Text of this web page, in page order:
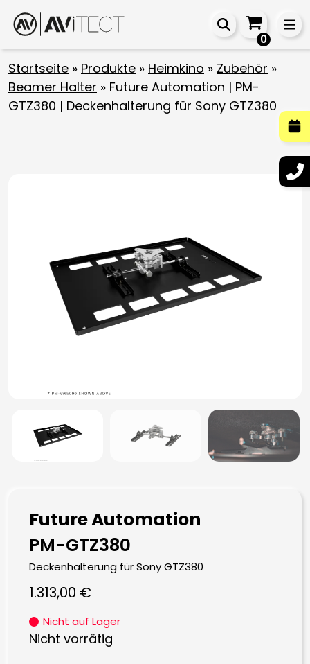
0
Startseite » Produkte » Heimkino » Zubehör »
Beamer Halter » Future Automation | PM-
GTZ380 | Deckenhalterung für Sony GTZ380
Future Automation
PM-GTZ380
Deckenhalterung für Sony GTZ380
1.313,00 €
Nicht auf Lager
Nicht vorrätig